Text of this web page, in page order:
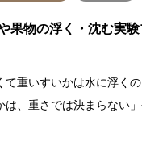
果物の浮く・沈む実
て重いすいかは水に浮く
は、重さでは決まらな